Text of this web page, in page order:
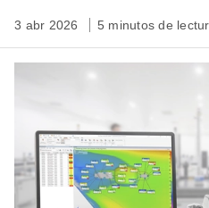
3 abr 2026 5 minutos de